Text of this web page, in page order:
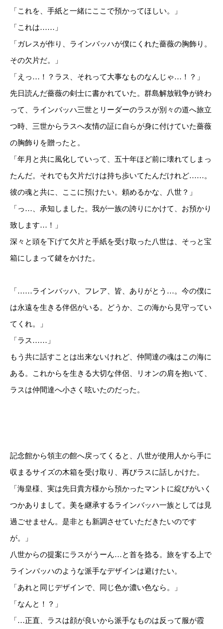
「これを、手紙と一緒にここで預かってほしい。」
「これは……」
「ガレスが作り、ラインバッハが僕にくれた薔薇の胸飾り。
その欠片だ。」
「えっ…！？ラス、それって大事なものなんじゃ…！？」
先日読んだ薔薇の剣士に書かれていた。群島解放戦争が終わ
って、ラインバッハ三世とリーダーのラスが別々の道へ旅立
つ時、三世からラスへ友情の証に自らが身に付けていた薔薇
の胸飾りを贈ったと。
「年月と共に風化していって、五十年ほど前に壊れてしまっ
たんだ。それでも欠片だけは持ち歩いてたんだけれど……。
彼の魂と共に、ここに預けたい。頼めるかな、八世？」
「っ…、承知しました。我が一族の誇りにかけて、お預かり
致します…！」
深々と頭を下げて欠片と手紙を受け取った八世は、そっと宝
箱にしまって鍵をかけた。
「……ラインバッハ、フレア、皆、ありがとう…。今の僕に
は永遠を生きる伴侶がいる。どうか、この海から見守ってい
てくれ。」
「ラス……」
もう共に話すことは出来ないけれど、仲間達の魂はこの海に
ある。これからを生きる大切な伴侶、リオンの肩を抱いて、
ラスは仲間達へ小さく呟いたのだった。
記念館から領主の館へ戻ってくると、八世が使用人から手に
収まるサイズの木箱を受け取り、再びラスに話しかけた。
「海皇様、実は先日貴方様から預かったマントに綻びがいく
つかありまして。美を継承するラインバッハ一族としては見
過ごせません。是非とも新調させていただきたいのです
が。」
八世からの提案にラスがうーん…と首を捻る。旅をする上で
ラインバッハのような派手なデザインは避けたい。
「あれと同じデザインで、同じ色か濃い色なら。」
「なんと！？」
「…正直、ラスは顔が良いから派手なものは反って服が霞